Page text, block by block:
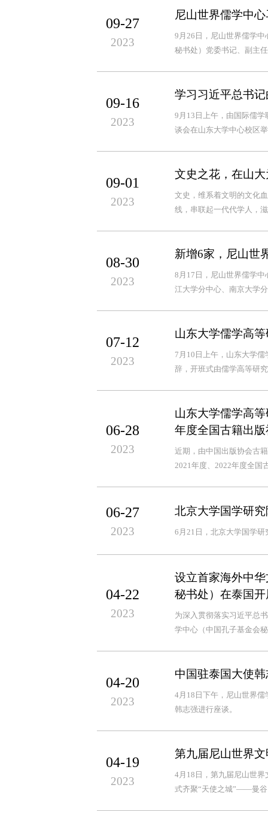
09-27
2023
尼山世界儒学中
9月26日，尼山世界儒学
秘书处）党委书记、副主
09-16
2023
学习习近平总书
9月13日上午，由国际儒
谈会在山东大学中心校区
09-01
2023
文史之花，在山
文史，维系着文明的文化
线，串联起一代代学人，
08-30
2023
新增6家，尼山世
8月17日，尼山世界儒学
江大学分中心、南京大学
07-12
2023
山东大学儒学高
7月10日上午，山东大学
辞，开班式由儒学高等研
06-28
2023
山东大学儒学高
年度全国古籍出
近期，由中国出版协会古
2021年度、2022年度全国
06-27
2023
北京大学国学研
6月21日，北京大学国学
04-22
2023
设立首家海外中
秘书处）在泰国
为深入贯彻落实习近平总
学中心（中国孔子基金会
04-20
2023
中国驻泰国大使
4月18日下午，尼山世界
韩志强进行座谈。
04-19
2023
第九届尼山世界
4月18日，第九届尼山世
式齐聚“天使之城”——曼谷